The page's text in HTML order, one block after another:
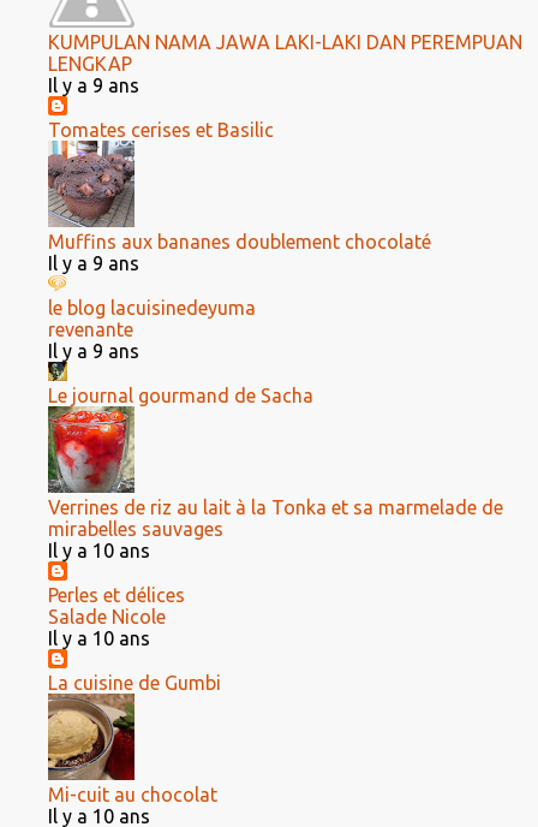
KUMPULAN NAMA JAWA LAKI-LAKI DAN PEREMPUAN
LENGKAP
Il y a 9 ans
Tomates cerises et Basilic
Muffins aux bananes doublement chocolaté
Il y a 9 ans
le blog lacuisinedeyuma
revenante
Il y a 9 ans
Le journal gourmand de Sacha
Verrines de riz au lait à la Tonka et sa marmelade de
mirabelles sauvages
Il y a 10 ans
Perles et délices
Salade Nicole
Il y a 10 ans
La cuisine de Gumbi
Mi-cuit au chocolat
Il y a 10 ans